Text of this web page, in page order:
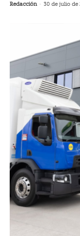
Redacción - 30 de julio de